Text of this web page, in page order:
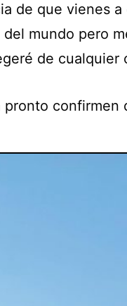
de que vienes
del mundo pero
de cualquier
pronto confirmen